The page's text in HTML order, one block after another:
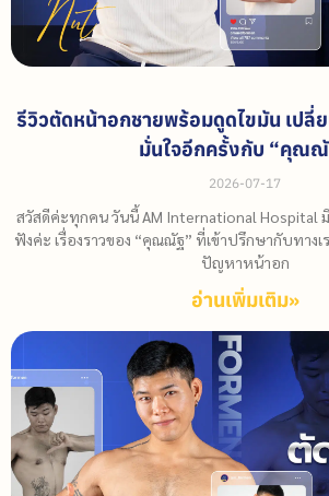
รีวิวตัดหน้าอกชายพร้อมดูดไขมัน เปลี่
มั่นใจอีกครั้งกับ “คุณ
2026-07-17
สวัสดีค่ะทุกคน วันนี้ AM International Hospital
ฟังค่ะ เรื่องราวของ “คุณณัฐ” ที่เข้าปรึกษากับทางเ
ปัญหาหน้าอก
อ่านเพิ่มเติม»